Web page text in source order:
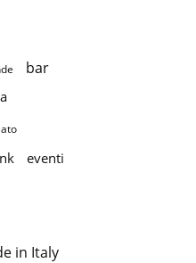
bar
eventi
in Italy